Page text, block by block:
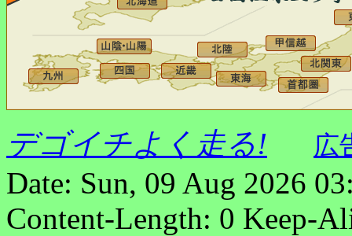
デゴイチよく走る! 広
Date: Sun, 09 Aug 2026
Content-Length: 0 Keep-